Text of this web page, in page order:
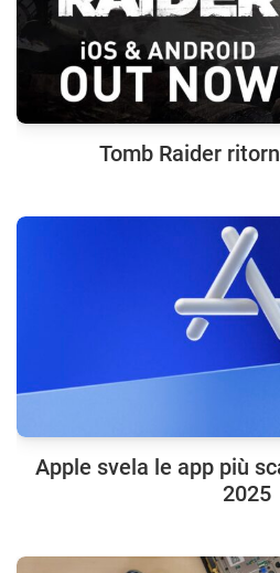
Tomb Raider
Apple svela le app più
2025